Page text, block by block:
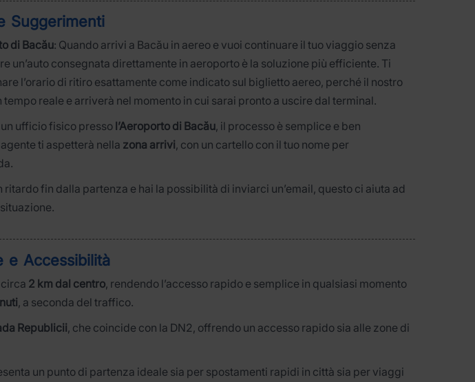
Suggerimenti
di Bacău: Quando arrivi a Bacău in aereo e vuoi continuare il tuo viaggio senza
un’auto consegnata direttamente in aeroporto è la soluzione più efficiente. Ti
l’orario di ritiro esattamente come indicato sul biglietto aereo, perché il nostro
reale e arriverà nel momento in cui sarai pronto a uscire dal terminal.
ufficio fisico presso l’Aeroporto di Bacău, il processo è semplice e ben
ti aspetterà nella zona arrivi, con un cartello con il tuo nome per
ritardo fin dalla partenza e hai la possibilità di inviarci un’email, questo ci aiuta ad
e Accessibilità
2 km dal centro, rendendo l’accesso rapido e semplice in qualsiasi momento
, a seconda del traffico.
Republicii, che coincide con la DN2, offrendo un accesso rapido sia alle zone di
un punto di partenza ideale sia per spostamenti rapidi in città sia per viaggi